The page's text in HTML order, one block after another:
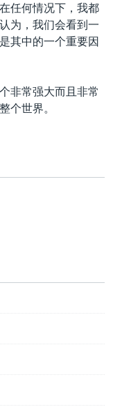
任何情况下，我都
为，我们会看到一
其中的一个重要因
非常强大而且非常
个世界。